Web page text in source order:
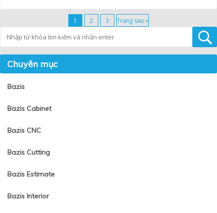
1 2 3 Trang sau »
Chuyên mục
Bazis
Bazis Cabinet
Bazis CNC
Bazis Cutting
Bazis Estimate
Bazis Interior